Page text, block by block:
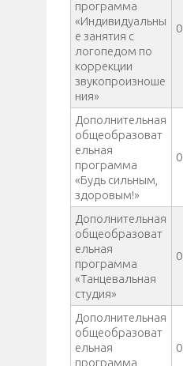
программа
«Индивидуальны
е занятия с
логопедом по
коррекции
звукопроизноше
ния»
0
Дополнительная
общеобразоват
ельная
программа
«Будь сильным,
здоровым!»
0
Дополнительная
общеобразоват
ельная
программа
«Танцевальная
студия»
0
Дополнительная
общеобразоват
ельная
программа
0